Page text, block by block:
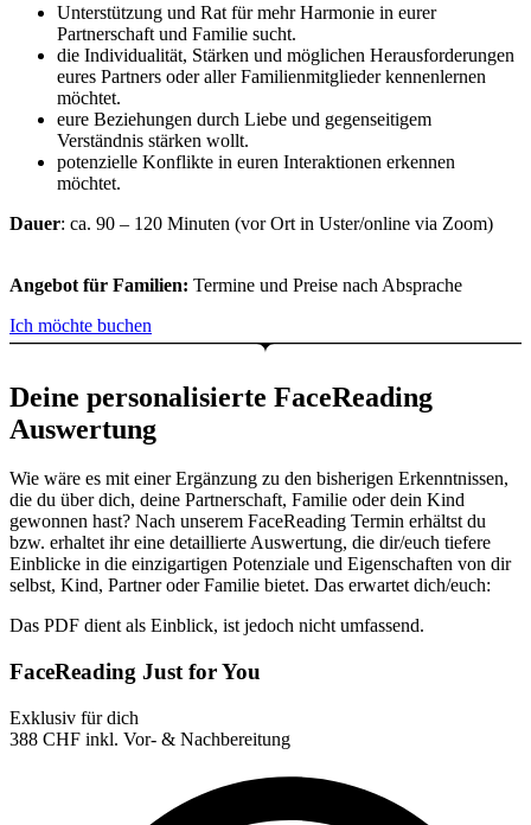
Unterstützung und Rat für mehr Harmonie in eurer
Partnerschaft und Familie sucht.
die Individualität, Stärken und möglichen Herausforderungen
eures Partners oder aller Familienmitglieder kennenlernen
möchtet.
eure Beziehungen durch Liebe und gegenseitigem
Verständnis stärken wollt.
potenzielle Konflikte in euren Interaktionen erkennen
möchtet.
Dauer: ca. 90 – 120 Minuten (vor Ort in Uster/online via Zoom)
Angebot für Familien: Termine und Preise nach Absprache
Ich möchte buchen
Deine personalisierte FaceReading
Auswertung
Wie wäre es mit einer Ergänzung zu den bisherigen Erkenntnissen,
die du über dich, deine Partnerschaft, Familie oder dein Kind
gewonnen hast? Nach unserem FaceReading Termin erhältst du
bzw. erhaltet ihr eine detaillierte Auswertung, die dir/euch tiefere
Einblicke in die einzigartigen Potenziale und Eigenschaften von dir
selbst, Kind, Partner oder Familie bietet. Das erwartet dich/euch:
Das PDF dient als Einblick, ist jedoch nicht umfassend.
FaceReading Just for You
Exklusiv für dich
388 CHF inkl. Vor- & Nachbereitung